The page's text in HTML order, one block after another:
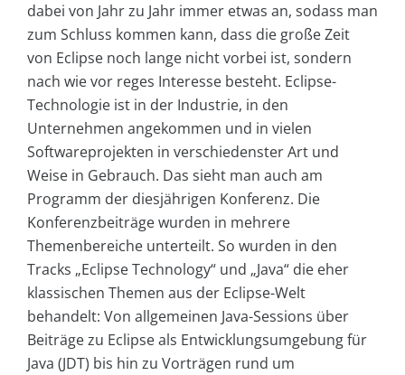
dabei von Jahr zu Jahr immer etwas an, sodass man
zum Schluss kommen kann, dass die große Zeit
von Eclipse noch lange nicht vorbei ist, sondern
nach wie vor reges Interesse besteht. Eclipse-
Technologie ist in der Industrie, in den
Unternehmen angekommen und in vielen
Softwareprojekten in verschiedenster Art und
Weise in Gebrauch. Das sieht man auch am
Programm der diesjährigen Konferenz. Die
Konferenzbeiträge wurden in mehrere
Themenbereiche unterteilt. So wurden in den
Tracks „Eclipse Technology“ und „Java“ die eher
klassischen Themen aus der Eclipse-Welt
behandelt: Von allgemeinen Java-Sessions über
Beiträge zu Eclipse als Entwicklungsumgebung für
Java (JDT) bis hin zu Vorträgen rund um